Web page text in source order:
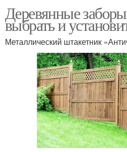
Деревянные
выбрать и
Металлический штакетник